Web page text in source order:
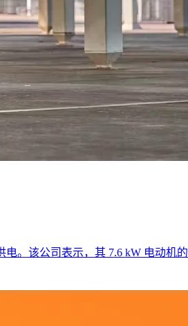
。该公司表示，其 7.6 kW 电动机